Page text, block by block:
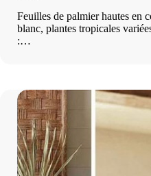
Feuilles de palmier hautes en
blanc, plantes tropicales
:…